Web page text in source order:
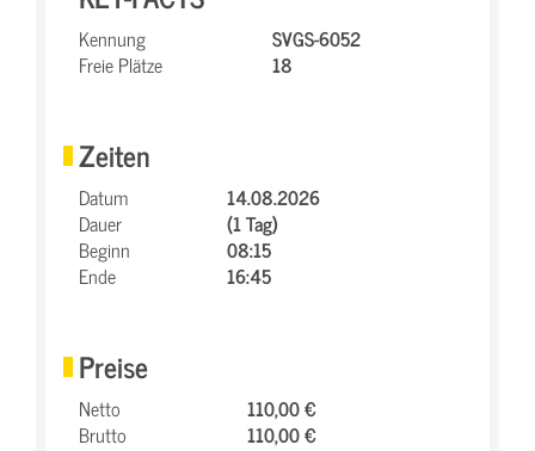
Kennung
SVGS-6052
Freie Plätze
18
Zeiten
Datum
14.08.2026
Dauer
(1 Tag)
Beginn
08:15
Ende
16:45
Preise
Netto
110,00 €
Brutto
110,00 €